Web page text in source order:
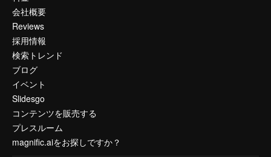
会社概要
Reviews
採用情報
検索トレンド
ブログ
イベント
Slidesgo
コンテンツを販売する
プレスルーム
magnific.aiをお探しですか？